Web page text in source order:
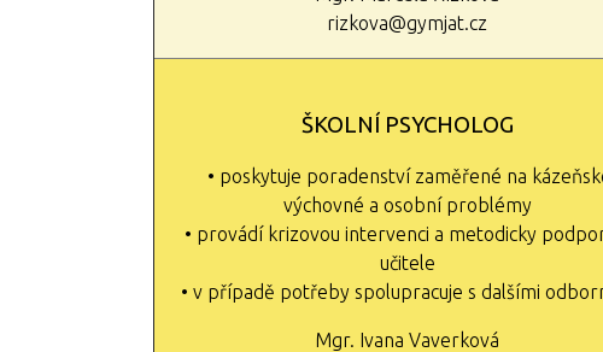
rizkova@gymjat.cz
ŠKOLNÍ PSYCHOLOG
• poskytuje poradenství zaměřené na
výchovné a osobní problémy
• provádí krizovou intervenci a metodicky
učitele
• v případě potřeby spolupracuje s dalšími
Mgr. Ivana Vaverková